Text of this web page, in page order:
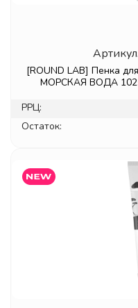
Артикул.
[ROUND LAB] Пенка
МОРСКАЯ ВОДА 1025
РРЦ:
Остаток: